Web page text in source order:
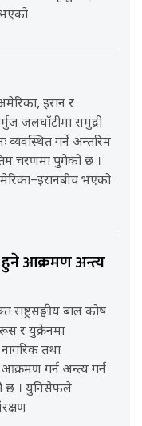
इरान र
जलघाँटीमा समुद्री
गर्ने अन्तरिम
चरणमा पुगेको छ ।
भएको
आक्रमण अन्त्य
बाल कोष
र युक्रेनमा
तथा
आक्रमण गर्न अन्त्य गर्न
छ । युनिसेफले